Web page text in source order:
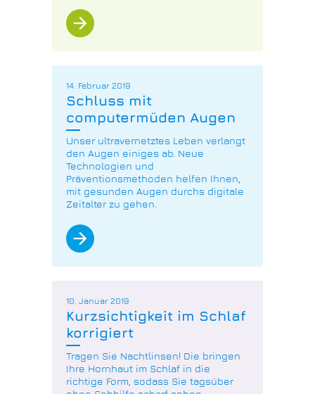
arrow_forward
14. Februar 2019
Schluss mit
computermüden Augen
Unser ultravernetztes Leben verlangt
den Augen einiges ab. Neue
Technologien und
Präventionsmethoden helfen Ihnen,
mit gesunden Augen durchs digitale
Zeitalter zu gehen.
arrow_forward
10. Januar 2019
Kurzsichtigkeit im Schlaf
korrigiert
Tragen Sie Nachtlinsen! Die bringen
Ihre Hornhaut im Schlaf in die
richtige Form, sodass Sie tagsüber